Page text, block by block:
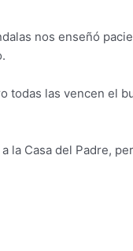
nos enseñó
las vencen el
la Casa del Padre,